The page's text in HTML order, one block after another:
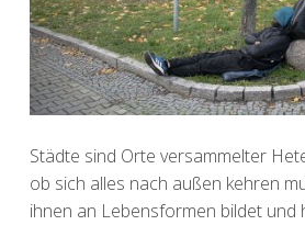
Städte sind Orte versammelter
ob sich alles nach außen kehren
ihnen an Lebensformen bildet und